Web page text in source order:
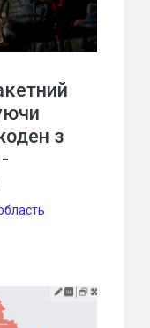
з